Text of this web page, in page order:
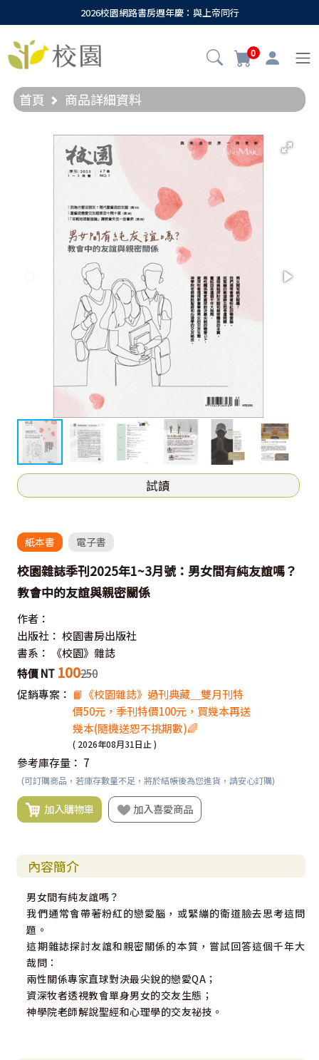
2026校園網路書房週年慶：與上帝同行
0
首頁 商品詳細資料
試讀
紙本書 電子書
校園雜誌季刊2025年1~3月號：男女間有純友誼嗎？
教會中的友誼與親密關係
作者：
出版社： 校園書房出版社
書系：
《校園》雜誌
特價 NT 100250
促銷專案： 📙《校園雜誌》過刊典藏＿雙月刊特
價50元，季刊特價100元，買幾本再送
幾本(隨機送恕不挑期數)🌈
( 2026年08月31日止 )
參考庫存量： 7
(可訂購商品，若庫存數量不足，將於結帳後為您進貨，請安心訂購)
加入購物車 加入喜愛商品
內容簡介
男女間有純友誼嗎？
我們通常會帶著粉紅的戀愛腦，或緊繃的衛道臉去思考這問
題。
這期雜誌探討友誼和親密關係的本質，嘗試回答這個千年大
哉問：
兩性關係專家直球對決最尖銳的戀愛QA；
資深牧者透視教會單身男女的交友生態；
神學院老師解說聖經和心理學的交友祕技。